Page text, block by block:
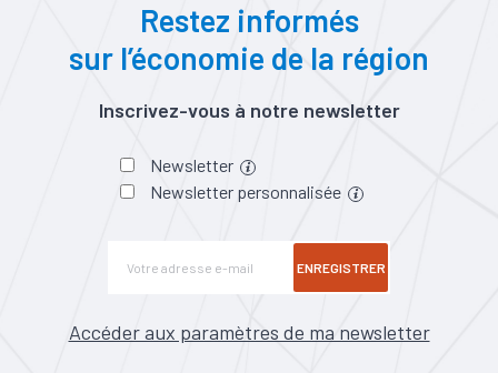
Restez informés
sur l’économie de la région
Inscrivez-vous à notre newsletter
Newsletter
Newsletter personnalisée
ENREGISTRER
Accéder aux paramètres de ma newsletter